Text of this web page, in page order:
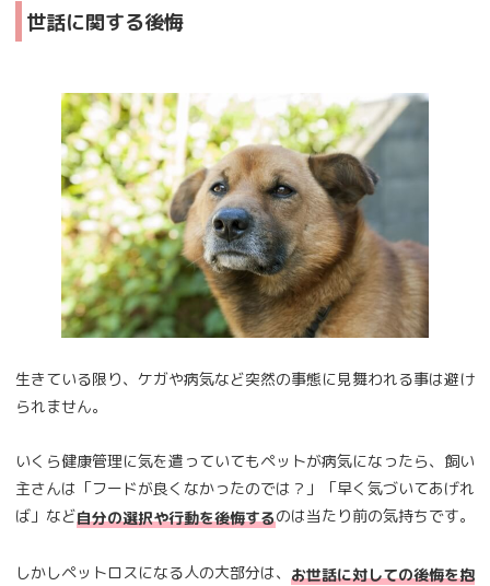
世話に関する後悔
生きている限り、ケガや病気など突然の事態に見舞われる事は避け
られません。
いくら健康管理に気を遣っていてもペットが病気になったら、飼い
主さんは「フードが良くなかったのでは？」「早く気づいてあげれ
ば」など自分の選択や行動を後悔するのは当たり前の気持ちです。
しかしペットロスになる人の大部分は、 お世話に対しての後悔を抱